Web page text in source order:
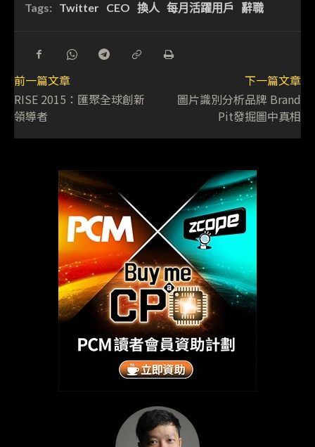
Tags: Twitter CEO 換人 每月活躍用戶 辭職
前一篇文章
RISE 2015：匯聚全球創新
領導者
下一篇文章
圖片識別分析品牌 Brand
Pit發掘圖中真相